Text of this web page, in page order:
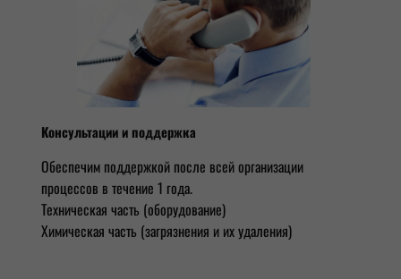
Консультации и поддержка
Обеспечим поддержкой после всей организации
процессов в течение 1 года.
Техническая часть (оборудование)
Химическая часть (загрязнения и их удаления)